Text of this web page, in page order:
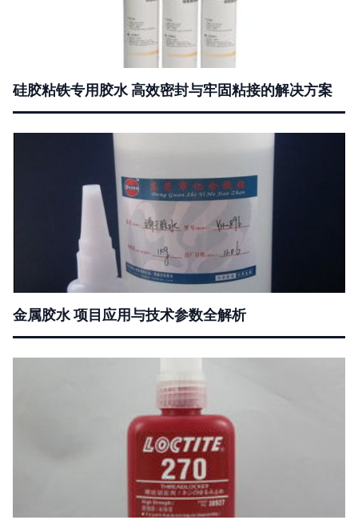
硅胶粘铁专用胶水 高效密封与牢固粘接的解决方案
金属胶水 项目应用与技术参数全解析